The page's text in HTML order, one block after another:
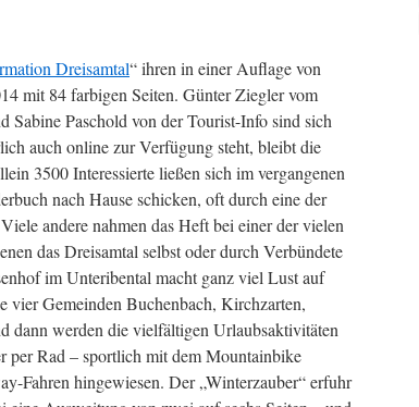
Dreisamtal“ ihren in einer Auflage von
mit 84 farbigen Seiten. Günter Ziegler vom
Sabine Paschold von der Tourist-Info sind sich
auch online zur Verfügung steht, bleibt die
3500 Interessierte ließen sich im vergangenen
nach Hause schicken, oft durch eine der
andere nahmen das Heft bei einer der vielen
das Dreisamtal selbst oder durch Verbündete
im Unteribental macht ganz viel Lust auf
vier Gemeinden Buchenbach, Kirchzarten,
dann werden die vielfältigen Urlaubsaktivitäten
per Rad – sportlich mit dem Mountainbike
Fahren hingewiesen. Der „Winterzauber“ erfuhr